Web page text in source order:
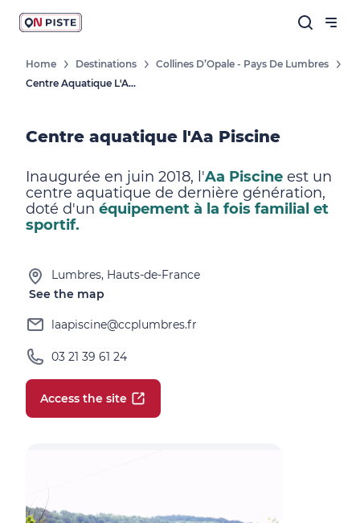
Home Destinations
Collines D’Opale - Pays De Lumbres
Centre Aquatique L'Aa Piscine
Centre aquatique l'Aa Piscine
Inaugurée en juin 2018, l'Aa Piscine est un
centre aquatique de dernière génération,
doté d'un équipement à la fois familial et
sportif.
Lumbres, Hauts-de-France
See the map
laapiscine@ccplumbres.fr
03 21 39 61 24
Access the site